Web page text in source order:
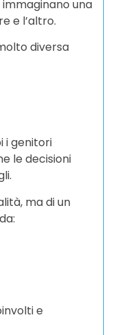
una
e l’altro.
diversa
i genitori
le decisioni
ma di un
e